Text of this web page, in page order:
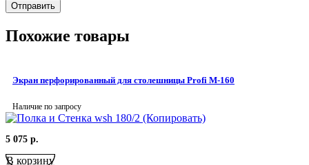
Похожие товары
Экран перфорированный для столешницы Profi M-160
Наличие по запросу
5 075 р.
В корзину